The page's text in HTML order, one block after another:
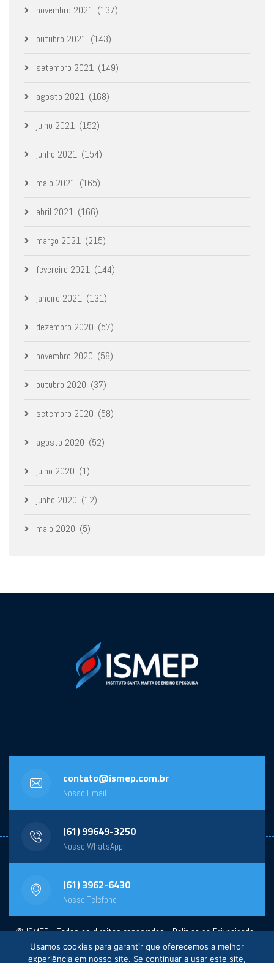
novembro 2021 (137)
outubro 2021 (143)
setembro 2021 (149)
agosto 2021 (168)
julho 2021 (152)
junho 2021 (154)
maio 2021 (165)
abril 2021 (166)
março 2021 (215)
fevereiro 2021 (144)
janeiro 2021 (131)
dezembro 2020 (57)
novembro 2020 (58)
outubro 2020 (37)
setembro 2020 (58)
agosto 2020 (52)
julho 2020 (1)
junho 2020 (12)
maio 2020 (5)
contato@ismep.com.br
Nosso Email
(61) 99649-3250
Nosso WhatsApp
(61) 3962-6430
Nosso Telefone
© ISMEP - Todos os direitos reservados -Política de Privacidade-
Powered by:General Design
Usamos cookies para garantir que oferecemos a melhor
experiência em nosso site. Se continuar a usar este site,